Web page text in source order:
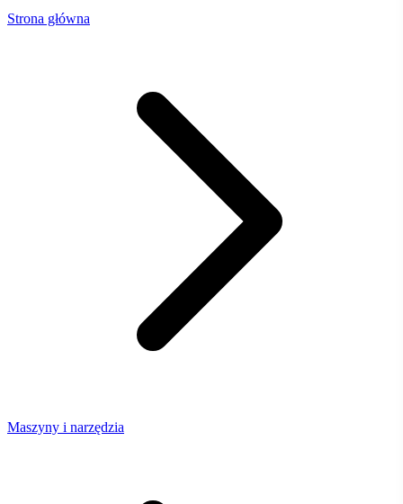
Strona główna
Maszyny i narzędzia